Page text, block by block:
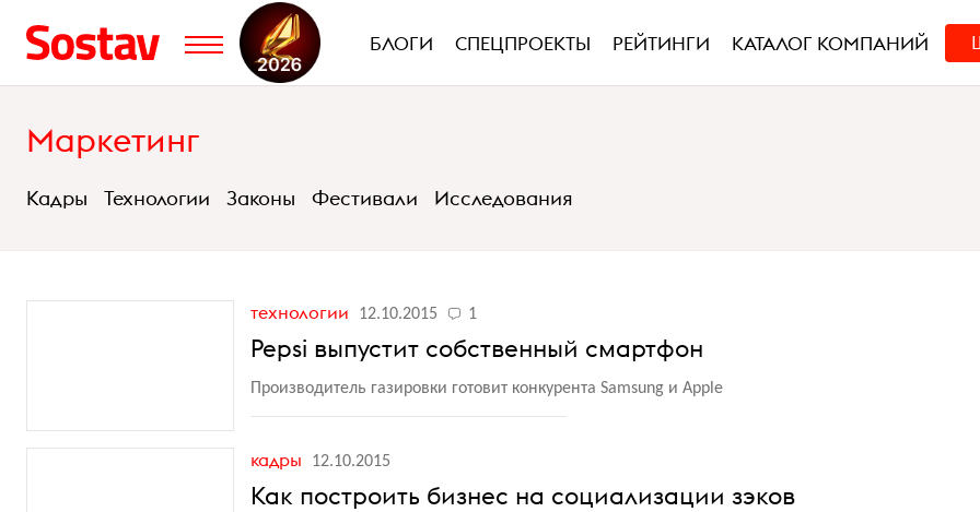
БЛОГИ СПЕЦПРОЕКТЫ РЕЙТИНГИ КАТАЛОГ КОМПАНИЙ
Маркетинг
Кадры Технологии Законы Фестивали Исследования
технологии 12.10.2015 1
Pepsi выпустит собственный смартфон
Производитель газировки готовит конкурента Samsung и Apple
кадры 12.10.2015
Как построить бизнес на социализации зэков